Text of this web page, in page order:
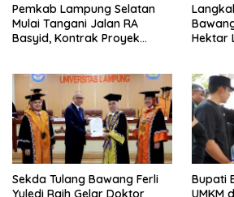
Pemkab Lampung Selatan
Mulai Tangani Jalan RA
Basyid, Kontrak Proyek
Hektar
Sekda Tulang Bawang Ferli
Yuledi Raih Gelar Doktor
Bupati
UMKM